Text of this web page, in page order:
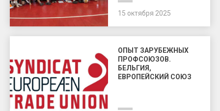
15 октября 2025
ОПЫТ ЗАРУБЕЖНЫХ
ПРОФСОЮЗОВ.
БЕЛЬГИЯ,
ЕВРОПЕЙСКИЙ СОЮЗ